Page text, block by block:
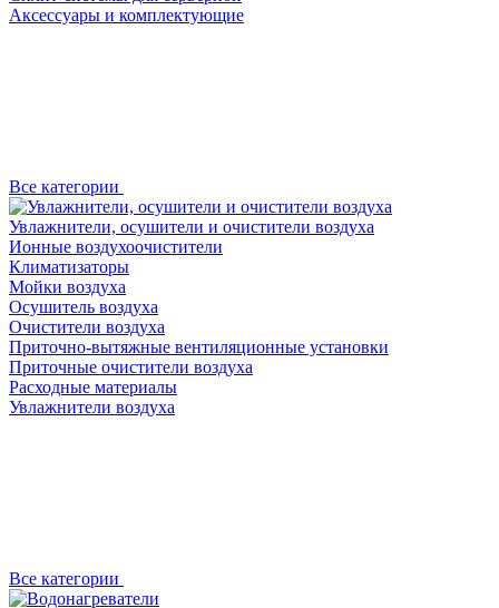
Аксессуары и комплектующие
Все категории
Увлажнители, осушители и очистители воздуха
Ионные воздухоочистители
Климатизаторы
Мойки воздуха
Осушитель воздуха
Очистители воздуха
Приточно-вытяжные вентиляционные установки
Приточные очистители воздуха
Расходные материалы
Увлажнители воздуха
Все категории